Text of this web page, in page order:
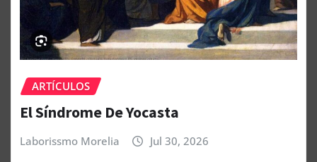
ARTÍCULOS
El Síndrome De Yocasta
Laborissmo Morelia Jul 30, 2026